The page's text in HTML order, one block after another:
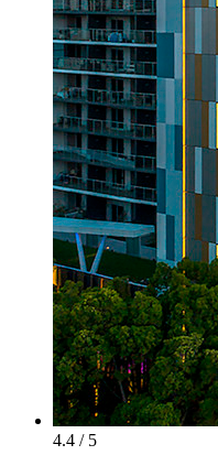
4.4 / 5